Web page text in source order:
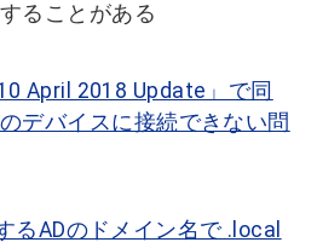
ることがある
April 2018 Update」で同
デバイスに接続できない問
るADのドメイン名で .local